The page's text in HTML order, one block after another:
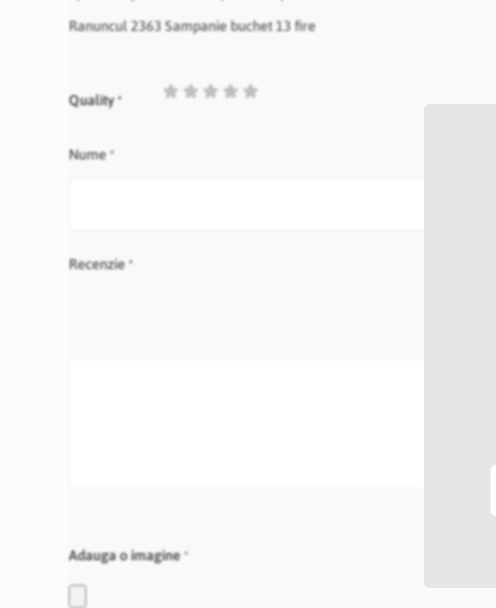
Ranuncul 2363 Sampanie buchet 13 fire
Quality
1
2
3
4
Nume
Recenzie
Adauga o imagine